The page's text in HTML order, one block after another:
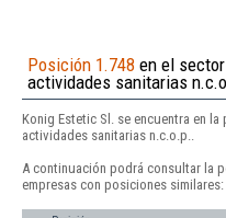
Posición 1.748 en el
actividades sanitarias
Konig Estetic Sl. se encuentra en
actividades sanitarias n.c.o.p..
A continuación podrá consultar la
empresas con posiciones similares: